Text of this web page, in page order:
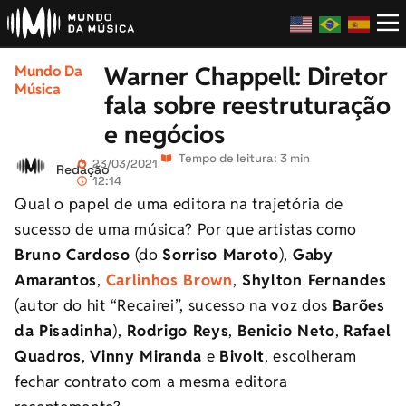
Mundo Da
Música
Warner Chappell: Diretor
fala sobre reestruturação
e negócios
Redação23/03/2021
12:14
Tempo de leitura: 3 min
Qual o papel de uma editora na trajetória de
sucesso de uma música? Por que artistas como
Bruno Cardoso (doSorriso Maroto), Gaby
Amarantos, Carlinhos Brown, Shylton Fernandes
(autor do hit “Recairei”, sucesso na voz dos Barões
da Pisadinha), Rodrigo Reys, Benicio Neto, Rafael
Quadros,Vinny Miranda e Bivolt, escolheram
fechar contrato com a mesma editora